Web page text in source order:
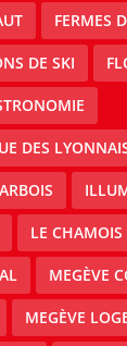
FERMES
DE SKI
DES
LE CHAMOIS
MEGÈVE
MEGÈVE